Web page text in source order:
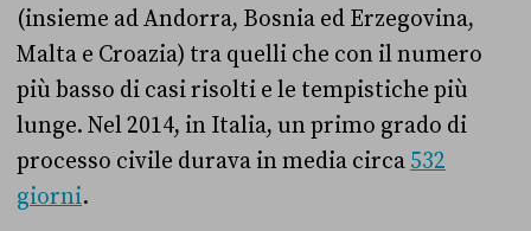
(insieme ad Andorra, Bosnia ed Erzegovina,
Malta e Croazia) tra quelli che con il numero
più basso di casi risolti e le tempistiche più
lunge. Nel 2014, in Italia, un primo grado di
processo civile durava in media circa 532
giorni.